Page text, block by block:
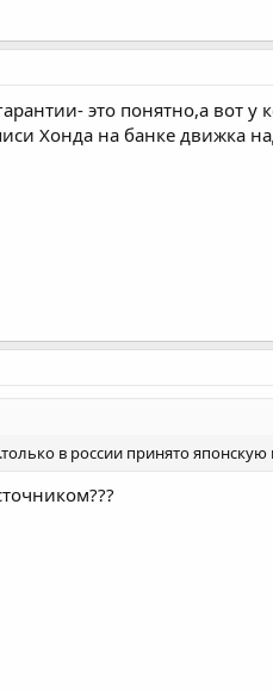
это понятно,а вот
Хонда на банке движка
в россии принято